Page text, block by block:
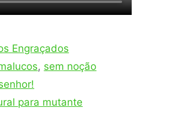
Engraçados
, sem noção
para mutante